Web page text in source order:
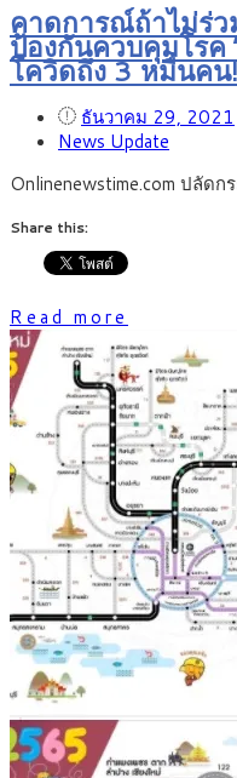
คาดการณ์ถ้าไม่ร่
ป้องกันควบคุมโรค
โควิดถึง 3 หมื่นค
ธันวาคม 29, 2021
News Update
Onlinenewstime.com ปลัด
Share this:
Read more